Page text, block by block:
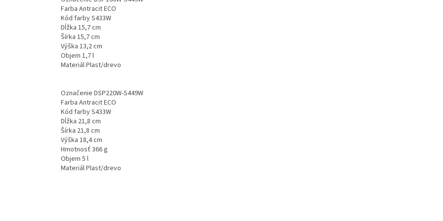
Farba Antracit ECO
Kód farby S433W
Dĺžka 15,7 cm
Šírka 15,7 cm
Výška 13,2 cm
Objem 1,7 l
Materiál Plast/drevo
Označenie DSP220W-S449W
Farba Antracit ECO
Kód farby S433W
Dĺžka 21,8 cm
Šírka 21,8 cm
Výška 18,4 cm
Hmotnosť 366 g
Objem 5 l
Materiál Plast/drevo